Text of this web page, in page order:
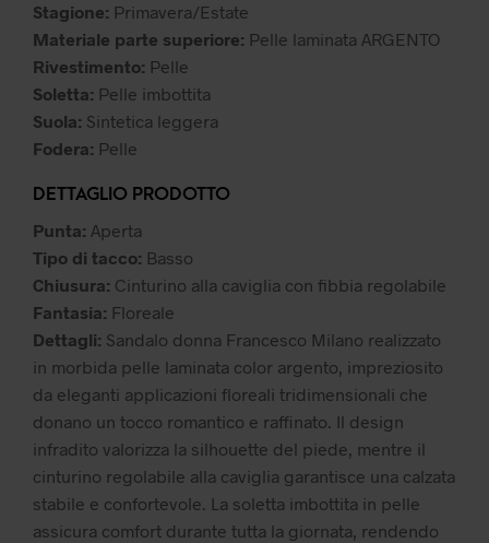
Stagione: Primavera/Estate
Materiale parte superiore: Pelle laminata ARGENTO
Rivestimento: Pelle
Soletta: Pelle imbottita
Suola: Sintetica leggera
Fodera: Pelle
DETTAGLIO PRODOTTO
Punta: Aperta
Tipo di tacco: Basso
Chiusura: Cinturino alla caviglia con fibbia regolabile
Fantasia: Floreale
Dettagli: Sandalo donna Francesco Milano realizzato
in morbida pelle laminata color argento, impreziosito
da eleganti applicazioni floreali tridimensionali che
donano un tocco romantico e raffinato. Il design
infradito valorizza la silhouette del piede, mentre il
cinturino regolabile alla caviglia garantisce una calzata
stabile e confortevole. La soletta imbottita in pelle
assicura comfort durante tutta la giornata, rendendo